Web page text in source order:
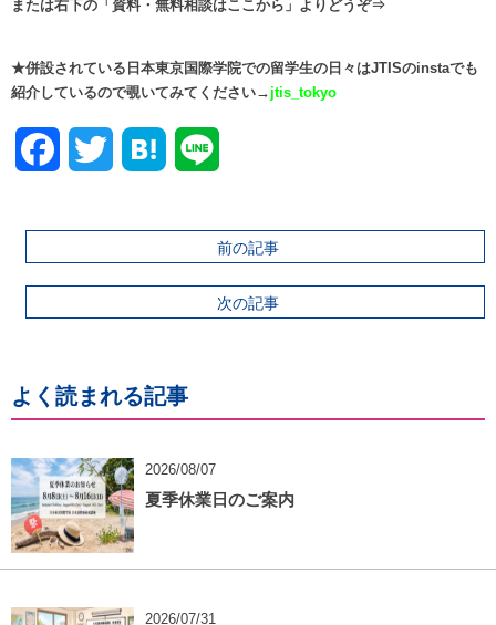
または右下の「資料・無料相談はここから」よりどうぞ⇒
★併設されている日本東京国際学院での留学生の日々はJTISのinstaでも
紹介しているので覗いてみてください→ jtis_tokyo
FacebookTwitter
前の記事
次の記事
よく読まれる記事
2026/08/07
夏季休業日のご案内
2026/07/31